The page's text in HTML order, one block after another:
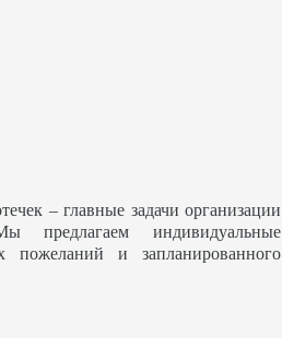
– главные задачи организации
предлагаем индивидуальные
и запланированного